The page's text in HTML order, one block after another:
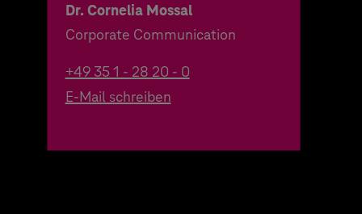
Dr. Cornelia Mossal
Corporate Communication
+49 35 1 - 28 20 - 0
E-Mail schreiben